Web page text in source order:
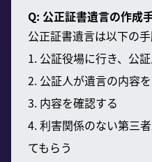
Q: 公正証書遺言の作成
公正証書遺言は以下の手
1. 公証役場に行き、公
2. 公証人が遺言の内容
3. 内容を確認する
4. 利害関係のない第三
てもらう